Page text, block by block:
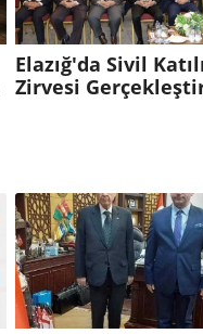
Elazığ'da Sivil
Zirvesi